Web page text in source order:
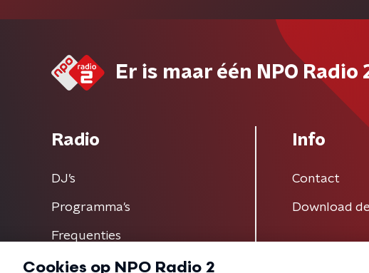
Er is maar één NPO Radio
Radio
DJ’s
Programma's
Frequenties
Info
Contact
Download